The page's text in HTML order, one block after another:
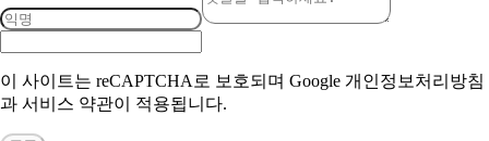
이 사이트는 reCAPTCHA로 보호되며 Google 개인정보처리방침
과 서비스 약관이 적용됩니다.